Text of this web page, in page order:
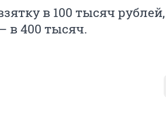
в 100 тысяч
в 400 тысяч.